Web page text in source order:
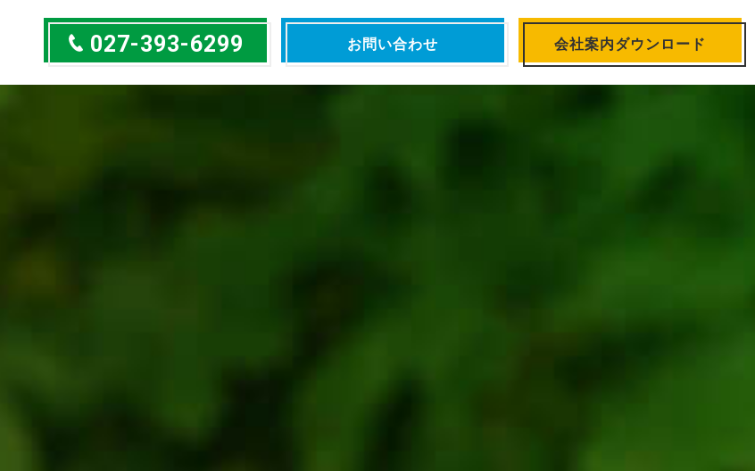
027-393-6299 お問い合わせ 会社案内ダウンロード